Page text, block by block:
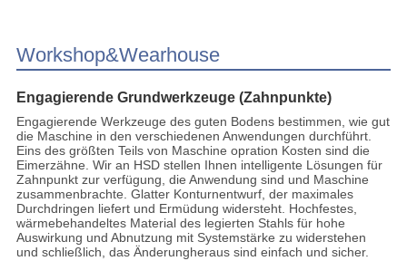
Workshop&Wearhouse
Engagierende Grundwerkzeuge (Zahnpunkte)
Engagierende Werkzeuge des guten Bodens bestimmen, wie gut
die Maschine in den verschiedenen Anwendungen durchführt.
Eins des größten Teils von Maschine opration Kosten sind die
Eimerzähne. Wir an HSD stellen Ihnen intelligente Lösungen für
Zahnpunkt zur verfügung, die Anwendung sind und Maschine
zusammenbrachte. Glatter Konturnentwurf, der maximales
Durchdringen liefert und Ermüdung widersteht. Hochfestes,
wärmebehandeltes Material des legierten Stahls für hohe
Auswirkung und Abnutzung mit Systemstärke zu widerstehen
und schließlich, das Änderungheraus sind einfach und sicher.